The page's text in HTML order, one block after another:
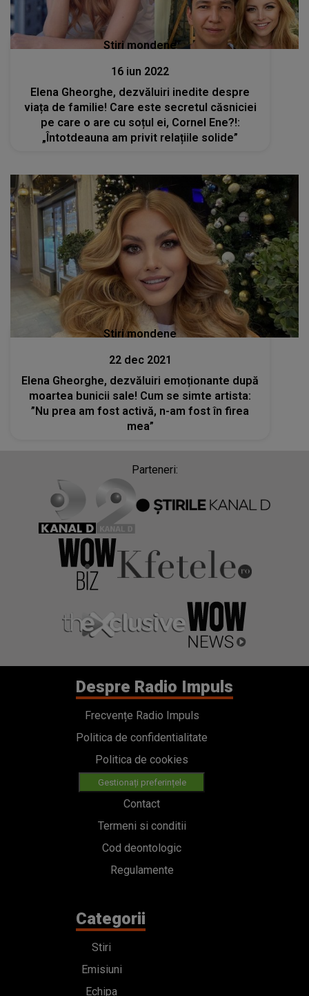
Stiri mondene
16 iun 2022
Elena Gheorghe, dezvăluiri inedite despre
viața de familie! Care este secretul căsniciei
pe care o are cu soțul ei, Cornel Ene?!:
„Întotdeauna am privit relațiile solide”
Stiri mondene
22 dec 2021
Elena Gheorghe, dezvăluiri emoționante după
moartea bunicii sale! Cum se simte artista:
”Nu prea am fost activă, n-am fost în firea
mea”
Parteneri:
Despre Radio Impuls
Frecvențe Radio Impuls
Politica de confidentialitate
Politica de cookies
Gestionați preferințele
Contact
Termeni si conditii
Cod deontologic
Regulamente
Categorii
Stiri
Emisiuni
Echipa